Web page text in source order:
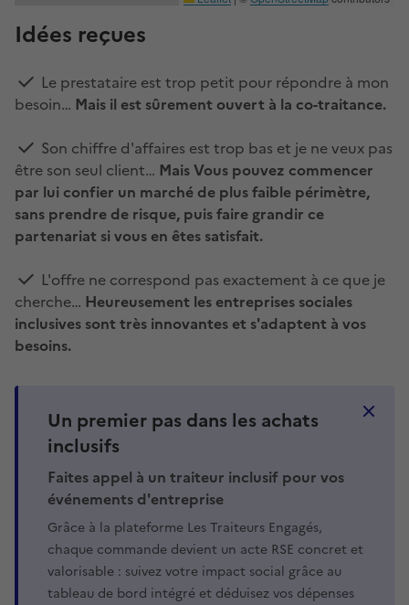
Idées reçues
Le prestataire est trop petit pour répondre à mon
besoin… Mais il est sûrement ouvert à la co-traitance.
Son chiffre d'affaires est trop bas et je ne veux pas
être son seul client… Mais Vous pouvez commencer
par lui confier un marché de plus faible périmètre,
sans prendre de risque, puis faire grandir ce
partenariat si vous en êtes satisfait.
L'offre ne correspond pas exactement à ce que je
cherche… Heureusement les entreprises sociales
inclusives sont très innovantes et s'adaptent à vos
besoins.
Un premier pas dans les achats
inclusifs
Faites appel à un traiteur inclusif pour vos
événements d'entreprise
Grâce à la plateforme Les Traiteurs Engagés,
chaque commande devient un acte RSE concret et
valorisable : suivez votre impact social grâce au
tableau de bord intégré et déduisez vos dépenses